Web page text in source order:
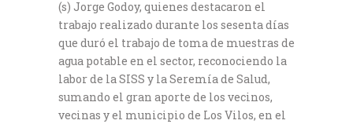
(s) Jorge Godoy, quienes destacaron el
trabajo realizado durante los sesenta días
que duró el trabajo de toma de muestras de
agua potable en el sector, reconociendo la
labor de la SISS y la Seremía de Salud,
sumando el gran aporte de los vecinos,
vecinas y el municipio de Los Vilos, en el